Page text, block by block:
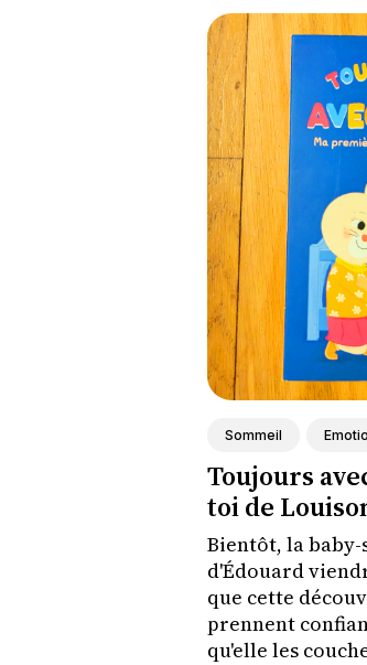
Sommeil
Toujours
toi de
Bientôt, la
d'Édouard
que cette
prennent
qu'elle les